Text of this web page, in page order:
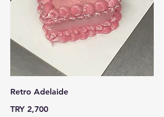
Retro Adelaide
TRY 2,700